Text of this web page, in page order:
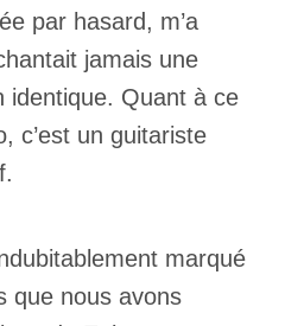
par hasard, m’a
jamais une
identique. Quant à ce
c’est un guitariste
marqué
que nous avons